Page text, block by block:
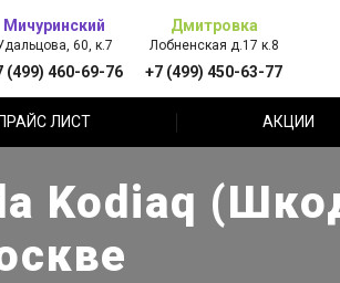
Мичуринский
60, к.7
(499) 460-69-76
Дмитровка
Лобненская д.17 к.8
+7 (499) 450-63-77
ПРАЙС ЛИСТ АКЦИИ
Kodiaq